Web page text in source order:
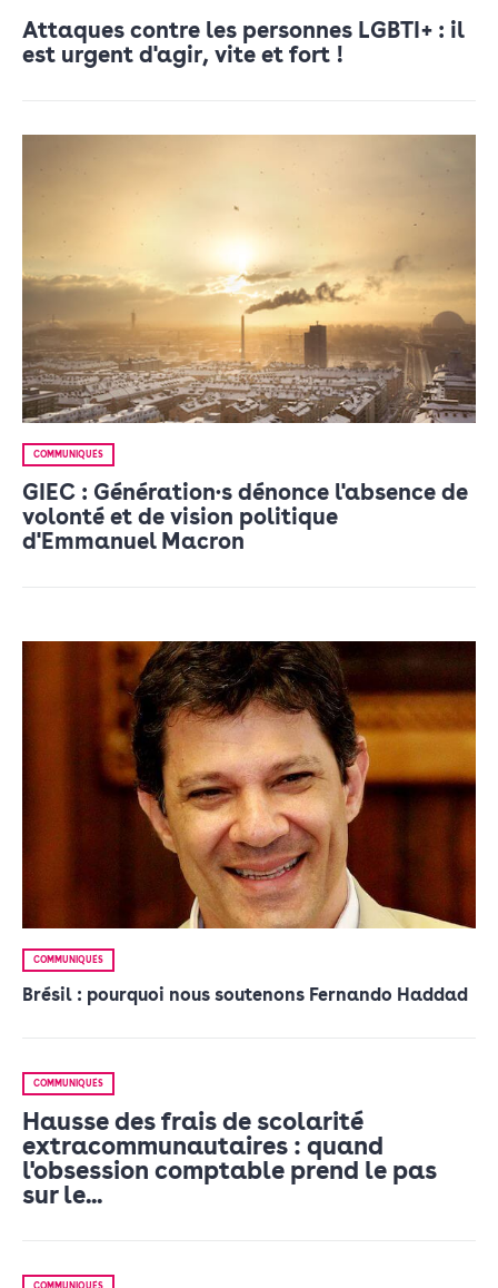
Attaques contre les personnes LGBTI+ : il
est urgent d'agir, vite et fort !
COMMUNIQUÉS
GIEC : Génération·s dénonce l'absence de
volonté et de vision politique
d'Emmanuel Macron
COMMUNIQUÉS
Brésil : pourquoi nous soutenons Fernando Haddad
COMMUNIQUÉS
Hausse des frais de scolarité
extracommunautaires : quand
l'obsession comptable prend le pas
sur le...
COMMUNIQUÉS